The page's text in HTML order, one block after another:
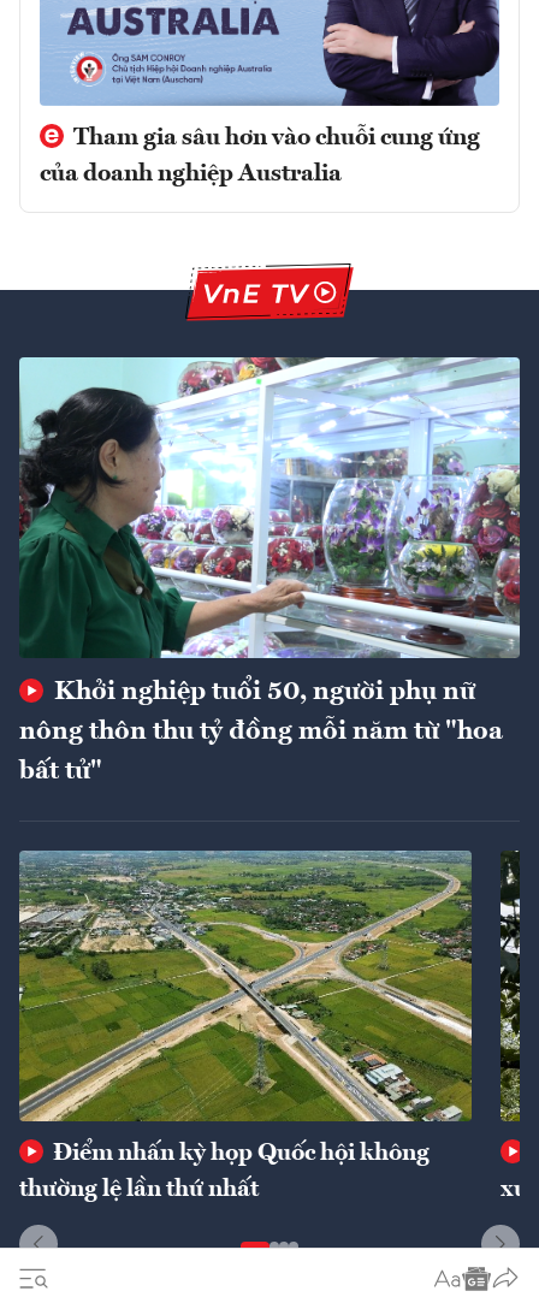
Tham gia sâu hơn vào chuỗi cung ứng
của doanh nghiệp Australia
Khởi nghiệp tuổi 50, người phụ nữ
nông thôn thu tỷ đồng mỗi năm từ "hoa
bất tử"
Điểm nhấn kỳ họp Quốc hội không
thường lệ lần thứ nhất